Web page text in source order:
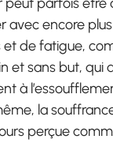
avec encore
et de fatigue,
et sans but, qui
à
la
perçue